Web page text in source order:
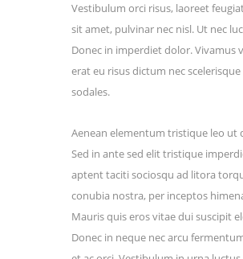
Vestibulum orci risus, laoreet
sit amet, pulvinar nec nisl. Ut nec
Donec in imperdiet dolor. Vivamus
erat eu risus dictum nec
sodales.
Aenean elementum tristique leo ut
Sed in ante sed elit tristique
aptent taciti sociosqu ad litora
conubia nostra, per inceptos
Mauris quis eros vitae dui suscipit
Donec in neque nec arcu